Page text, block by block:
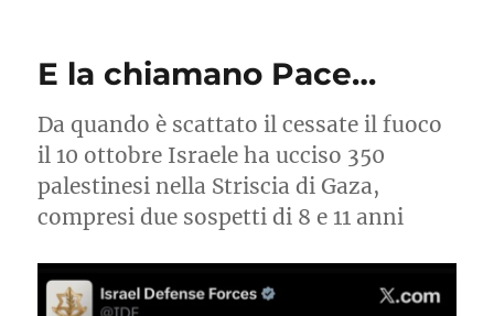
pirati
E la chiamano Pace…
Da quando è scattato il cessate il fuoco
il 10 ottobre Israele ha ucciso 350
palestinesi nella Striscia di Gaza,
compresi due sospetti di 8 e 11 anni